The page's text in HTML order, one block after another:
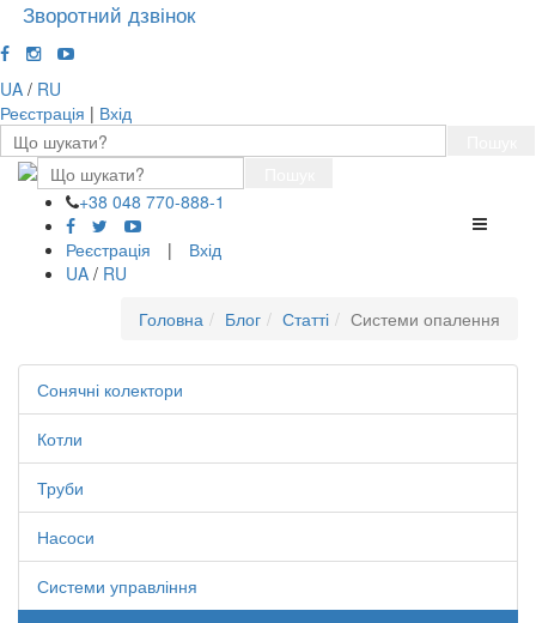
Зворотний дзвінок
UA / RU
Реєстрація | Вхід
+38 048 770-888-1
Реєстрація
|
Вхід
UA / RU
Головна Блог Статті Системи опалення
Сонячні колектори
Котли
Труби
Насоси
Системи управління